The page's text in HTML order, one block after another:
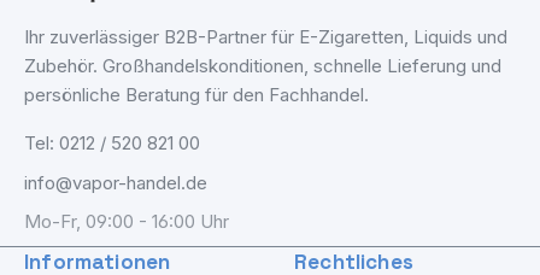
Ihr zuverlässiger B2B-Partner für E-Zigaretten, Liquids und
Zubehör. Großhandelskonditionen, schnelle Lieferung und
persönliche Beratung für den Fachhandel.
Tel: 0212 / 520 821 00
info@vapor-handel.de
Mo-Fr, 09:00 - 16:00 Uhr
Informationen Rechtliches